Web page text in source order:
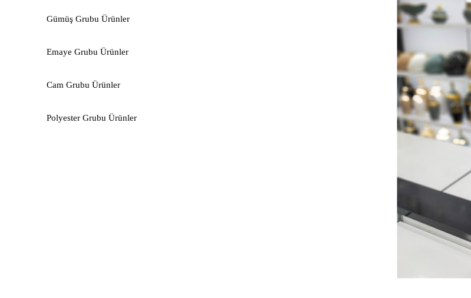
Gümüş Grubu Ürünler
Emaye Grubu Ürünler
Cam Grubu Ürünler
Polyester Grubu Ürünler